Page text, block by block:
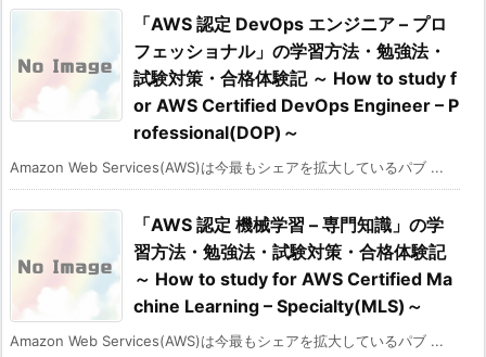
「AWS 認定 DevOps エンジニア – プロ
フェッショナル」の学習方法・勉強法・
試験対策・合格体験記 ～ How to study f
or AWS Certified DevOps Engineer – P
rofessional(DOP)～
Amazon Web Services(AWS)は今最もシェアを拡大しているパブ ...
「AWS 認定 機械学習 – 専門知識」の学
習方法・勉強法・試験対策・合格体験記
～ How to study for AWS Certified Ma
chine Learning – Specialty(MLS)～
Amazon Web Services(AWS)は今最もシェアを拡大しているパブ ...